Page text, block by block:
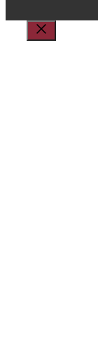
Schließen